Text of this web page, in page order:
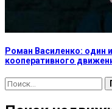
Роман Василенко: один
кооперативного
Найти: